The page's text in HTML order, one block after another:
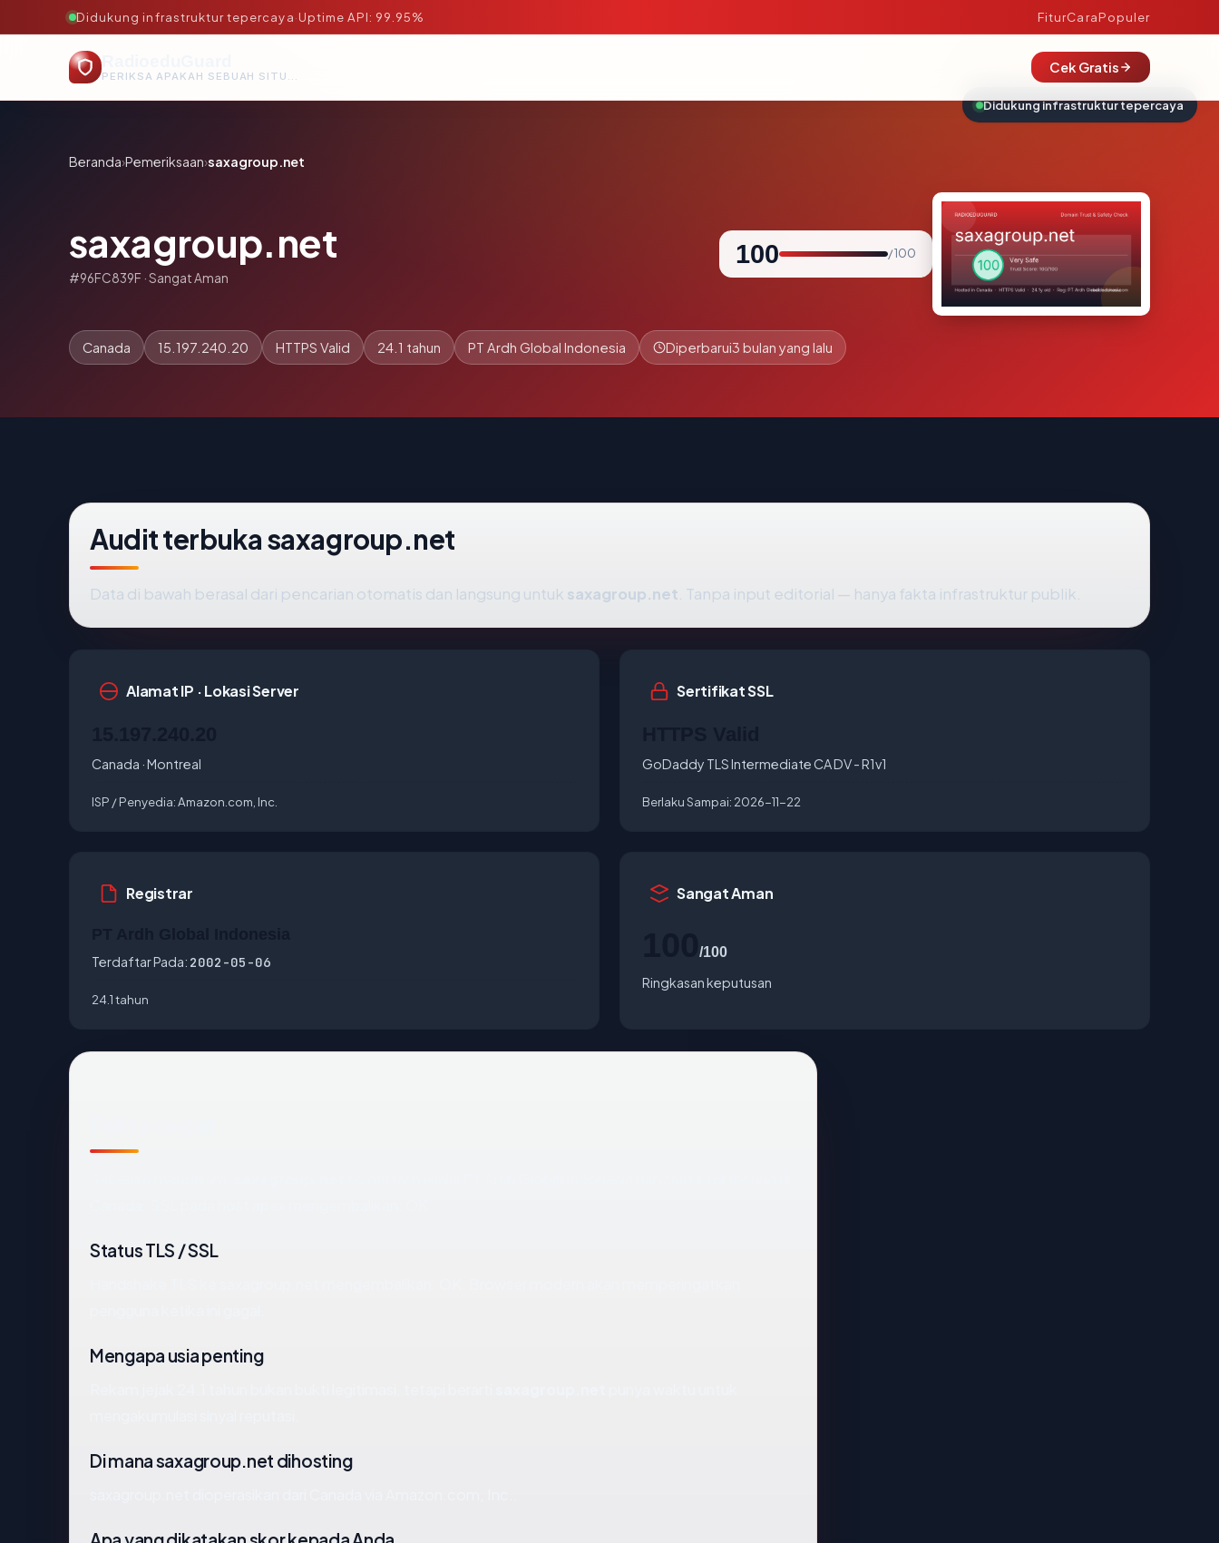
Didukung infrastruktur tepercaya·Uptime API: 99.95% FiturCaraPopuler
PERIKSA APAKAH SEBUAH SITUS AMAN, TEPERCAYA, DAN TERVERIFIKASI DALAM HITUNGAN DETIK.
Cek Gratis
Beranda›Pemeriksaan›saxagroup.net
saxagroup.net
#96FC839F · Sangat Aman
100 / 100
Canada 15.197.240.20 HTTPS Valid 24.1 tahun PT Ardh Global Indonesia Diperbarui3 bulan yang lalu
Audit terbuka saxagroup.net
Data di bawah berasal dari pencarian otomatis dan langsung untuk saxagroup.net . Tanpa input editorial — hanya fakta infrastruktur publik.
Alamat IP · Lokasi Server
Canada · Montreal
ISP / Penyedia:Amazon.com, Inc.
Sertifikat SSL
GoDaddy TLS Intermediate CA DV - R1v1
Berlaku Sampai: 2026-11-22
Registrar
Terdaftar Pada: 2002-05-06
24.1 tahun
Sangat Aman
/100
Ringkasan keputusan
Status TLS / SSL
Mengapa usia penting
Di mana saxagroup.net dihosting
Didukung infrastruktur tepercaya